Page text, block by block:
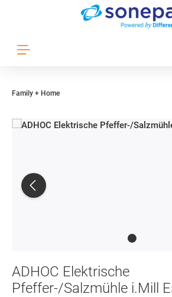
Zum Hauptinhalt springen
Family + Home
ADHOC Elektrische
Pfeffer-/Salzmühle i.Mill